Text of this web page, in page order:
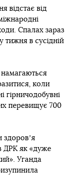
відстає від
Спалах зараз
тижня в сусідній
коли
гірничодобувні
перевищує 700
здоровʼя
ДРК як «дуже
Уганда